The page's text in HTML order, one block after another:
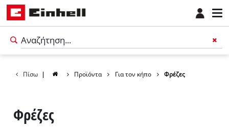
Πίσω | Προϊόντα Για τον κήπο Φρέζες
Φρέζες